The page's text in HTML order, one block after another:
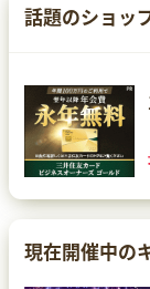
話題のショッ
現在開催中の